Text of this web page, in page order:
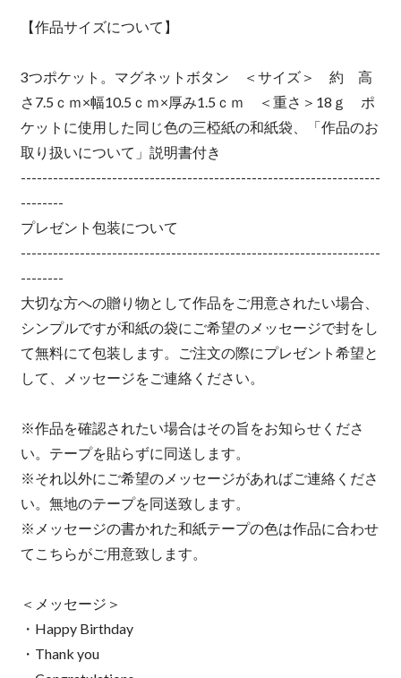
【作品サイズについて】
3つポケット。マグネットボタン ＜サイズ＞ 約 高
さ7.5ｃｍ×幅10.5ｃｍ×厚み1.5ｃｍ ＜重さ＞18ｇ ポ
ケットに使用した同じ色の三椏紙の和紙袋、「作品のお
取り扱いについて」説明書付き
-------------------------------------------------------------------
--------
プレゼント包装について
-------------------------------------------------------------------
--------
大切な方への贈り物として作品をご用意されたい場合、
シンプルですが和紙の袋にご希望のメッセージで封をし
て無料にて包装します。ご注文の際にプレゼント希望と
して、メッセージをご連絡ください。
※作品を確認されたい場合はその旨をお知らせくださ
い。テープを貼らずに同送します。
※それ以外にご希望のメッセージがあればご連絡くださ
い。無地のテープを同送致します。
※メッセージの書かれた和紙テープの色は作品に合わせ
てこちらがご用意致します。
＜メッセージ＞
・Happy Birthday
・Thank you